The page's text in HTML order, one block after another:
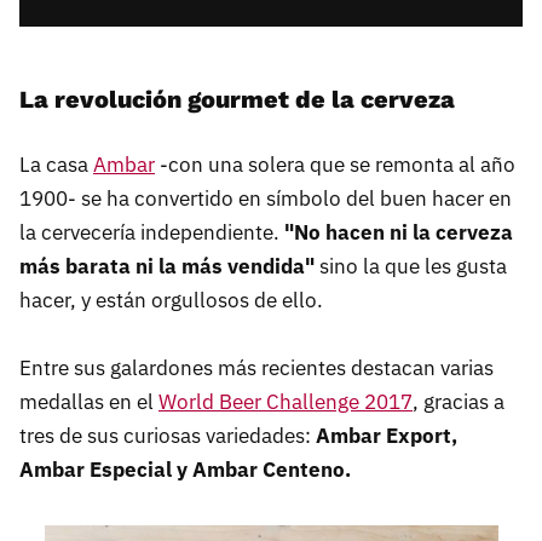
La revolución gourmet de la cerveza
La casaAmbar -con una solera que se remonta al año
1900- se ha convertido en símbolo del buen hacer en
la cervecería independiente. "No hacen ni la cerveza
más barata ni la más vendida"sino la que les gusta
hacer, y están orgullosos de ello.
Entre sus galardones más recientes destacan varias
medallas en el World Beer Challenge 2017, gracias a
tres de sus curiosas variedades: Ambar Export,
Ambar Especial y Ambar Centeno.